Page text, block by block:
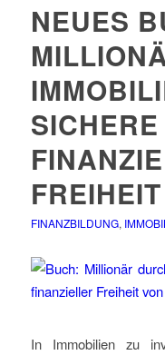
NEUES
FREIHEIT
FINANZBILDUNG,
In Immobilien zu